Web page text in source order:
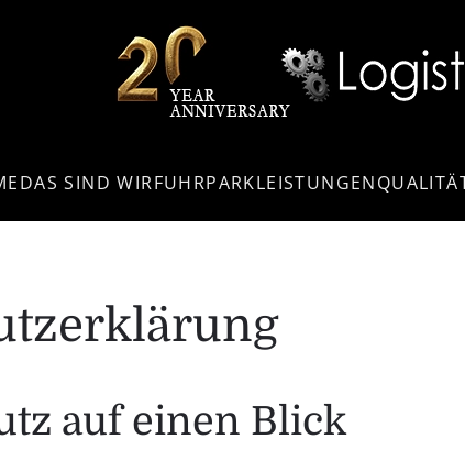
DAS SIND WIRFUHRPARKLEISTUNGEN
auf einen Blick